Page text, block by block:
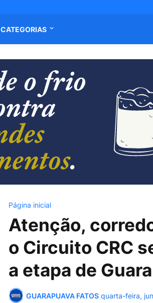
CATEGORIAS
Página inicial
Atenção,
o Circuito CRC
a etapa de
GUARAPUAVA FATOS quarta-feira,